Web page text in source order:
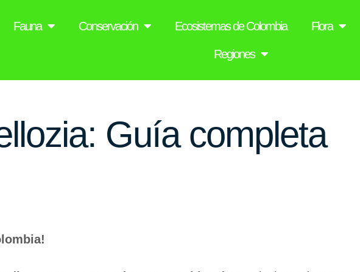
Fauna Conservación Ecosistemas de Colombia Flora
Regiones
Guía completa